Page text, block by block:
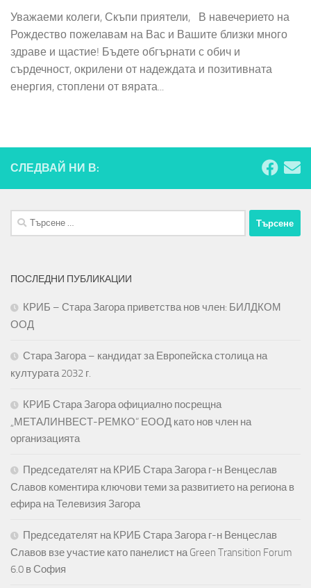
Уважаеми колеги, Скъпи приятели, В навечерието на
Рождество пожелавам на Вас и Вашите близки много
здраве и щастие! Бъдете обгърнати с обич и
сърдечност, окрилени от надеждата и позитивната
енергия, стоплени от вярата...
СЛЕДВАЙ НИ В:
Търсене
за:
ПОСЛЕДНИ ПУБЛИКАЦИИ
КРИБ – Стара Загора приветства нов член: БИЛДКОМ
ООД
Стара Загора – кандидат за Европейска столица на
културата 2032 г.
КРИБ Стара Загора официално посрещна
„МЕТАЛИНВЕСТ-РЕМКО“ ЕООД като нов член на
организацията
Председателят на КРИБ Стара Загора г-н Венцеслав
Славов коментира ключови теми за развитието на региона в
ефира на Телевизия Загора
Председателят на КРИБ Стара Загора г-н Венцеслав
Славов взе участие като панелист на Green Transition Forum
6.0 в София